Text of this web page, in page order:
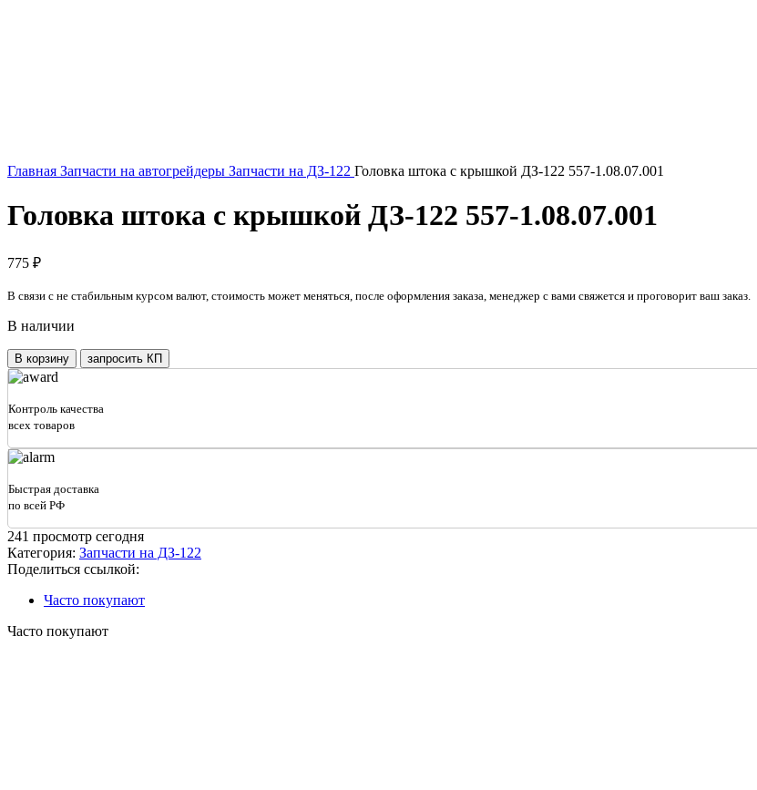
Главная Запчасти на автогрейдеры Запчасти на ДЗ-122 Головка штока с крышкой ДЗ-122 557-1.08.07.001
Головка штока с крышкой ДЗ-122 557-1.08.07.001
775 ₽
В связи с не стабильным курсом валют, стоимость может меняться, после оформления заказа, менеджер с вами свяжется и проговорит ваш заказ.
В наличии
Количество
товара
Головка
штока
с
ДЗ-122
1.08.07.001
В корзину запросить КП
Контроль качества
всех товаров
Быстрая доставка
по всей РФ
241 просмотр сегодня
Категория: Запчасти на ДЗ-122
Поделиться ссылкой:
Часто покупают
Часто покупают